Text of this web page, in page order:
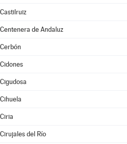
Castilruiz
Centenera de Andaluz
Cerbón
Cidones
Cigudosa
Cihuela
Ciria
Cirujales del Río